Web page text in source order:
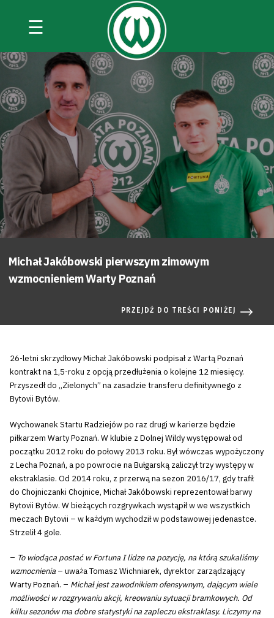
☰
Michał Jakóbowski pierwszym zimowym
wzmocnieniem Warty Poznań
PRZEJDŹ DO TREŚCI PONIŻEJ
26-letni skrzydłowy Michał Jakóbowski podpisał z Wartą Poznań
kontrakt na 1,5-roku z opcją przedłużenia o kolejne 12 miesięcy.
Przyszedł do „Zielonych” na zasadzie transferu definitywnego z
Bytovii Bytów.
Wychowanek Startu Radziejów po raz drugi w karierze będzie
piłkarzem Warty Poznań. W klubie z Dolnej Wildy występował od
początku 2012 roku do połowy 2013 roku. Był wówczas wypożyczony
z Lecha Poznań, a po powrocie na Bułgarską zaliczył trzy występy w
ekstraklasie. Od 2014 roku, z przerwą na sezon 2016/17, gdy trafił
do Chojniczanki Chojnice, Michał Jakóbowski reprezentował barwy
Bytovii Bytów. W bieżących rozgrywkach wystąpił w we wszystkich
meczach Bytovii – w każdym wychodził w podstawowej jedenastce.
Strzelił 4 gole.
– To wiodąca postać w Fortuna I lidze na pozycję, na którą szukaliśmy
wzmocnienia – uważa Tomasz Wichniarek, dyrektor zarządzający
Warty Poznań. – Michał jest zawodnikiem ofensywnym, dającym wiele
możliwości w rozgrywaniu akcji, kreowaniu sytuacji bramkowych. Od
kilku sezonów ma dobre statystyki na zapleczu ekstraklasy. Liczymy na